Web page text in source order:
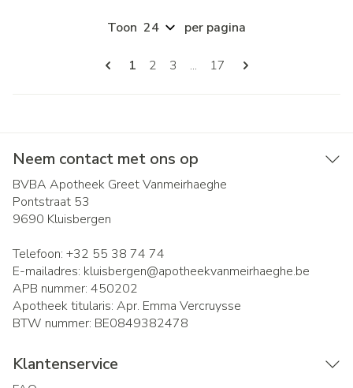
Pagina's
U lees momenteel pagina
1 Pagina
2 Pagina
3 ... Pagina
17
Toon per pagina
Neem contact met ons op
BVBA Apotheek Greet Vanmeirhaeghe
Pontstraat 53
9690 Kluisbergen
Telefoon: +32 55 38 74 74
E-mailadres: kluisbergen@apotheekvanmeirhaeghe.be
APB nummer: 450202
Apotheek titularis: Apr. Emma Vercruysse
BTW nummer: BE0849382478
Klantenservice